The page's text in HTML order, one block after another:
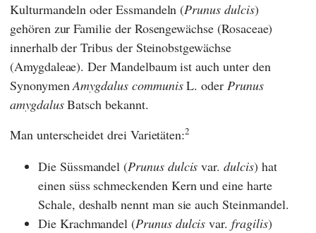
Kulturmandeln oder Essmandeln (Prunus dulcis)
gehören zur Familie der Rosengewächse (Rosaceae)
innerhalb der Tribus der Steinobstgewächse
(Amygdaleae). Der Mandelbaum ist auch unter den
SynonymenAmygdalus communisL. oder Prunus
amygdalusBatsch bekannt.
Man unterscheidet drei Varietäten:2
Die Süssmandel (Prunus dulcis var.dulcis) hat
einen süss schmeckenden Kern und eine harte
Schale, deshalb nennt man sie auch Steinmandel.
Die Krachmandel (Prunus dulcis var.fragilis)